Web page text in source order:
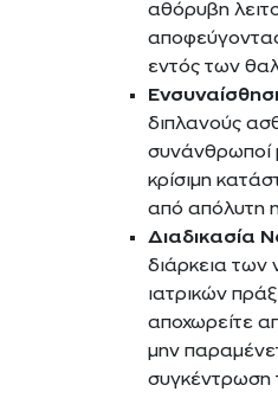
αθόρυβη
αποφεύγοντας
εντός των
διπλανούς
συνάνθρωποί
κρίσιμη
από απόλυτη
Διαδικασία
διάρκεια των
ιατρικών
αποχωρείτε
μην
συγκέντρωση